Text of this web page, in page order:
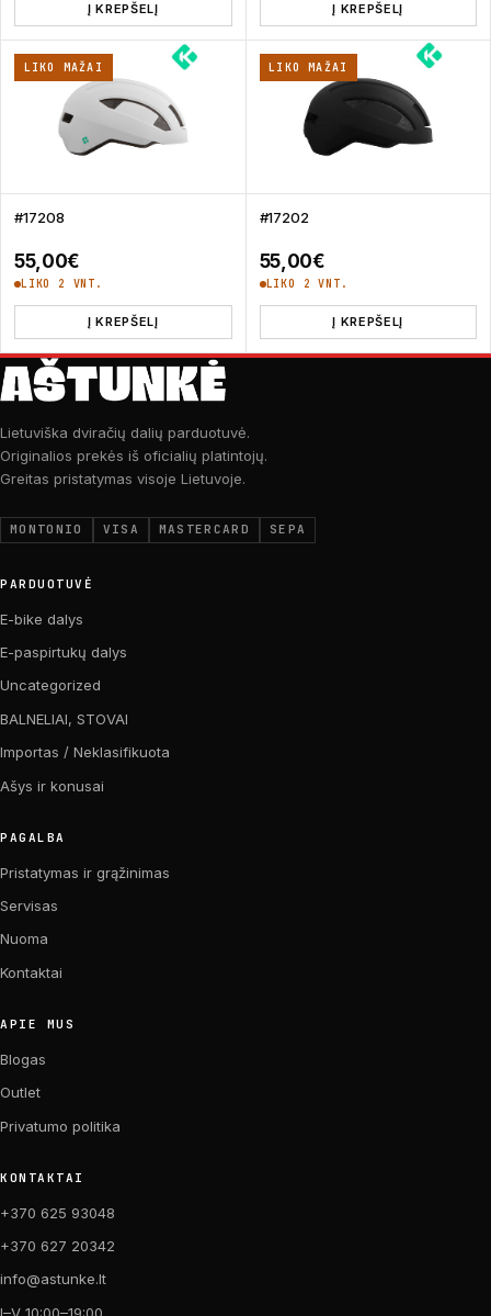
Į KREPŠELĮ Į KREPŠELĮ
LIKO MAŽAI
#17208
55,00€
LIKO 2 VNT.
Į KREPŠELĮ
LIKO MAŽAI
#17202
55,00€
LIKO 2 VNT.
Į KREPŠELĮ
Lietuviška dviračių dalių parduotuvė.
Originalios prekės iš oficialių platintojų.
Greitas pristatymas visoje Lietuvoje.
MONTONIO VISA MASTERCARD SEPA
PARDUOTUVĖ
E-bike dalys
E-paspirtukų dalys
Uncategorized
BALNELIAI, STOVAI
Importas / Neklasifikuota
Ašys ir konusai
PAGALBA
Pristatymas ir grąžinimas
Servisas
Nuoma
Kontaktai
APIE MUS
Blogas
Outlet
Privatumo politika
KONTAKTAI
+370 625 93048
+370 627 20342
info@astunke.lt
I–V 10:00–19:00